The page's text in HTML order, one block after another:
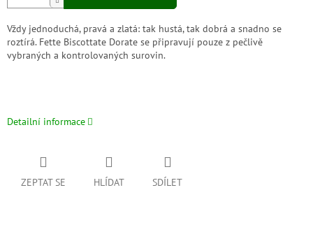
Vždy jednoduchá, pravá a zlatá: tak hustá, tak dobrá a snadno se
roztírá. Fette Biscottate Dorate se připravují pouze z pečlivě
vybraných a kontrolovaných surovin.
Detailní informace
ZEPTAT SE HLÍDAT SDÍLET